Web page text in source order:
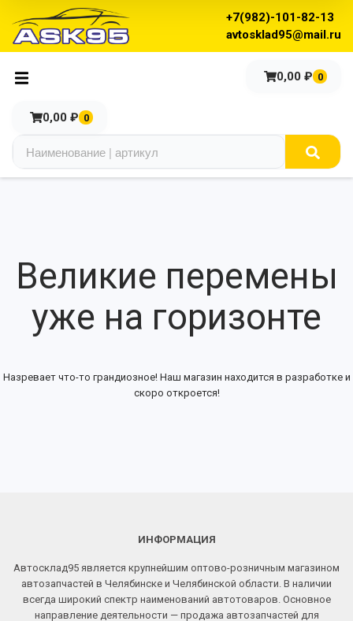
+7(982)-101-82-13
avtosklad95@mail.ru
0,00 ₽ 0
0,00 ₽ 0
Великие перемены
уже на горизонте
Назревает что-то грандиозное! Наш магазин находится в разработке и
скоро откроется!
ИНФОРМАЦИЯ
Автосклад95 является крупнейшим оптово-розничным магазином
автозапчастей в Челябинске и Челябинской области. В наличии
всегда широкий спектр наименований автотоваров. Основное
направление деятельности — продажа автозапчастей для